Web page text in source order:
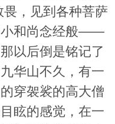
，见到各种菩萨
小和尚念经般——
以后倒是铭记了
华山不久，有一
穿袈裟的高大僧
眩的感觉，在一